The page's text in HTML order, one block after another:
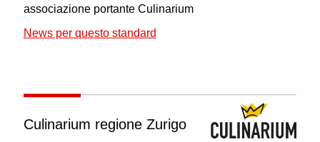
associazione portante Culinarium
News per questo standard
Culinarium regione Zurigo